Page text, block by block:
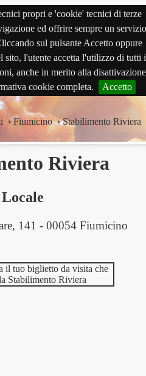
propri e 'cookie' tecnici di terze
ed offrire sempre un servizio
sul pulsante Accetto oppure
sito, l'utente accetta l'utilizzo di tutti i
anche in merito alla
cookie completa.
Accetto
›Fiumicino ›Stabilimento Riviera
Riviera
Locale
141 - 00054 Fiumicino